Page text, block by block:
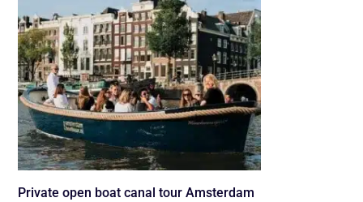
Private open boat canal tour Amsterdam